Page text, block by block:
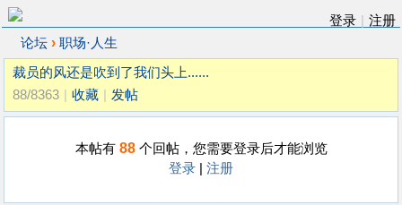
登录
注册
论坛 › 职场·人生
裁员的风还是吹到了我们头上......
88/8363
收藏 发帖
本帖有 88个回帖，您需要登录后才能浏览
登录
注册